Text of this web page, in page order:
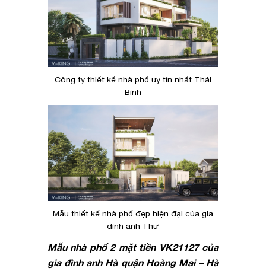
Công ty thiết kế nhà phố uy tín nhất Thái
Bình
Mẫu thiết kế nhà phố đẹp hiện đại của gia
đình anh Thư
Mẫu nhà phố 2 mặt tiền VK21127 của
gia đình anh Hà quận Hoàng Mai – Hà